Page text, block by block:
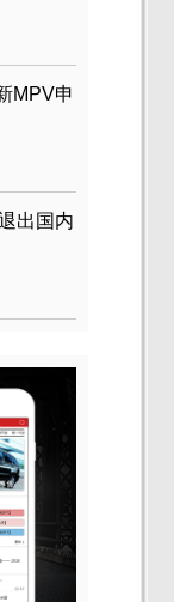
MPV申
出国内